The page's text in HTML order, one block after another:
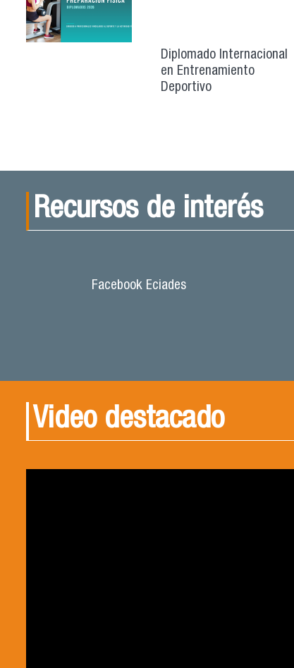
Diplomado Internacional
en Entrenamiento
Deportivo
Recursos de interés
Facebook Eciades
Video destacado